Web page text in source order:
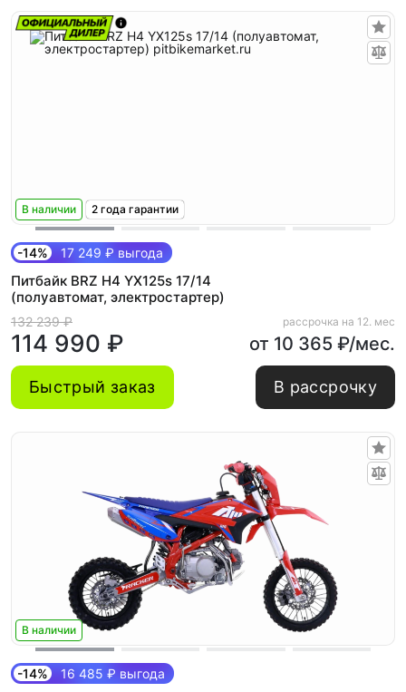
В наличии 2 года гарантии
-14% 17 249 ₽ выгода
Питбайк BRZ H4 YX125s 17/14
(полуавтомат, электростартер)
132 239 ₽
114 990 ₽
рассрочка на 12. мес
от 10 365 ₽/мес.
Быстрый заказ В рассрочку
В наличии
-14% 16 485 ₽ выгода